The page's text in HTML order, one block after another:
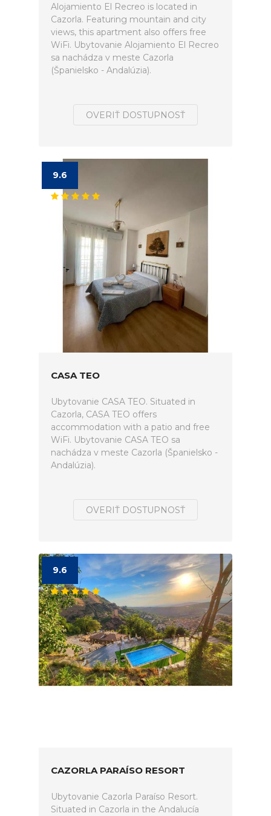
Alojamiento El Recreo is located in
Cazorla. Featuring mountain and city
views, this apartment also offers free
WiFi. Ubytovanie Alojamiento El Recreo
sa nachádza v meste Cazorla
(Španielsko - Andalúzia).
OVERIŤ DOSTUPNOSŤ
9.6
CASA TEO
Ubytovanie CASA TEO. Situated in
Cazorla, CASA TEO offers
accommodation with a patio and free
WiFi. Ubytovanie CASA TEO sa
nachádza v meste Cazorla (Španielsko -
Andalúzia).
OVERIŤ DOSTUPNOSŤ
9.6
CAZORLA PARAÍSO RESORT
Ubytovanie Cazorla Paraíso Resort.
Situated in Cazorla in the Andalucía